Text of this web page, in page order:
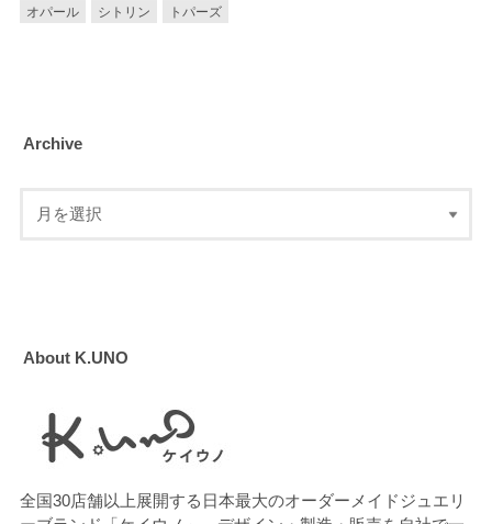
オパール
シトリン トパーズ
Archive
About K.UNO
全国30店舗以上展開する日本最大のオーダーメイドジュエリ